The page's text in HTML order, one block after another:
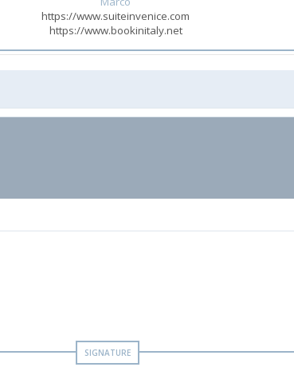
https://www.suiteinvenice.com
https://www.bookinitaly.net